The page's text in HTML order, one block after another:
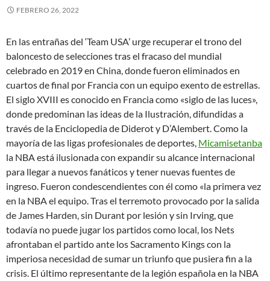
FEBRERO 26, 2022
En las entrañas del ‘Team USA’ urge recuperar el trono del
baloncesto de selecciones tras el fracaso del mundial
celebrado en 2019 en China, donde fueron eliminados en
cuartos de final por Francia con un equipo exento de estrellas.
El siglo XVIII es conocido en Francia como «siglo de las luces»,
donde predominan las ideas de la Ilustración, difundidas a
través de la Enciclopedia de Diderot y D’Alembert. Como la
mayoría de las ligas profesionales de deportes, Micamisetanba
la NBA está ilusionada con expandir su alcance internacional
para llegar a nuevos fanáticos y tener nuevas fuentes de
ingreso. Fueron condescendientes con él como «la primera vez
en la NBA el equipo. Tras el terremoto provocado por la salida
de James Harden, sin Durant por lesión y sin Irving, que
todavía no puede jugar los partidos como local, los Nets
afrontaban el partido ante los Sacramento Kings con la
imperiosa necesidad de sumar un triunfo que pusiera fin a la
crisis. El último representante de la legión española en la NBA